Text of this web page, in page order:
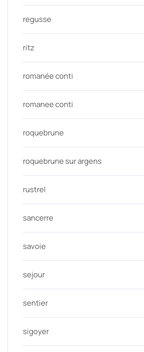
regusse
ritz
romanée conti
romanee conti
roquebrune
roquebrune sur argens
rustrel
sancerre
savoie
sejour
sentier
sigoyer